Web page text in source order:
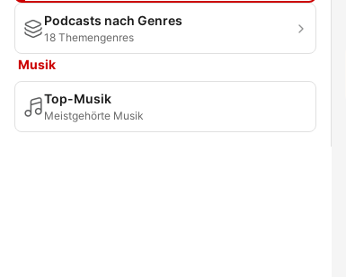
Podcasts nach Genres
18 Themengenres
Musik
Top-Musik
Meistgehörte Musik